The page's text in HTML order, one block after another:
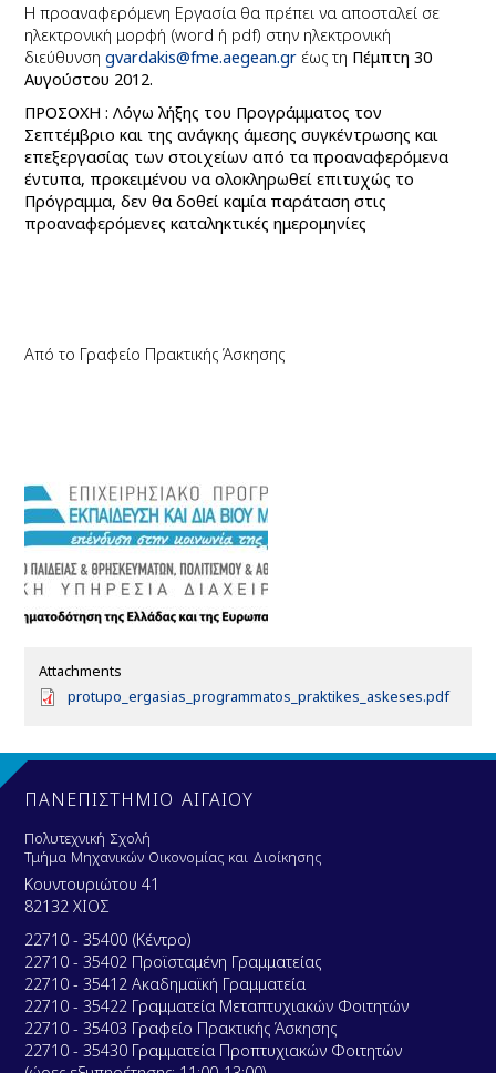
Η προαναφερόμενη Εργασία θα πρέπει να αποσταλεί σε
ηλεκτρονική μορφή (word ή pdf) στην ηλεκτρονική
διεύθυνσηgvardakis@fme.aegean.gr έως τη Πέμπτη 30
Αυγούστου 2012.
ΠΡΟΣΟΧΗ : Λόγω λήξης του Προγράμματος τον
Σεπτέμβριο και της ανάγκης άμεσης συγκέντρωσης και
επεξεργασίας των στοιχείων από τα προαναφερόμενα
έντυπα, προκειμένου να ολοκληρωθεί επιτυχώς το
Πρόγραμμα, δεν θα δοθεί καμία παράταση στις
προαναφερόμενες καταληκτικές ημερομηνίες
Από το Γραφείο Πρακτικής Άσκησης
Attachments
D
u
e
n
t
protupo_ergasias_programmatos_praktikes_askeses.pdf
ΠΑΝΕΠΙΣΤΗΜΙΟ ΑΙΓΑΙΟΥ
Πολυτεχνική Σχολή
Τμήμα Μηχανικών Οικονομίας και Διοίκησης
Κουντουριώτου 41
82132 ΧΙΟΣ
22710 - 35400 (Κέντρο)
22710 - 35402 Προϊσταμένη Γραμματείας
22710 - 35412 Ακαδημαϊκή Γραμματεία
22710 - 35422 Γραμματεία Μεταπτυχιακών Φοιτητών
22710 - 35403 Γραφείο Πρακτικής Άσκησης
22710 - 35430 Γραμματεία Προπτυχιακών Φοιτητών